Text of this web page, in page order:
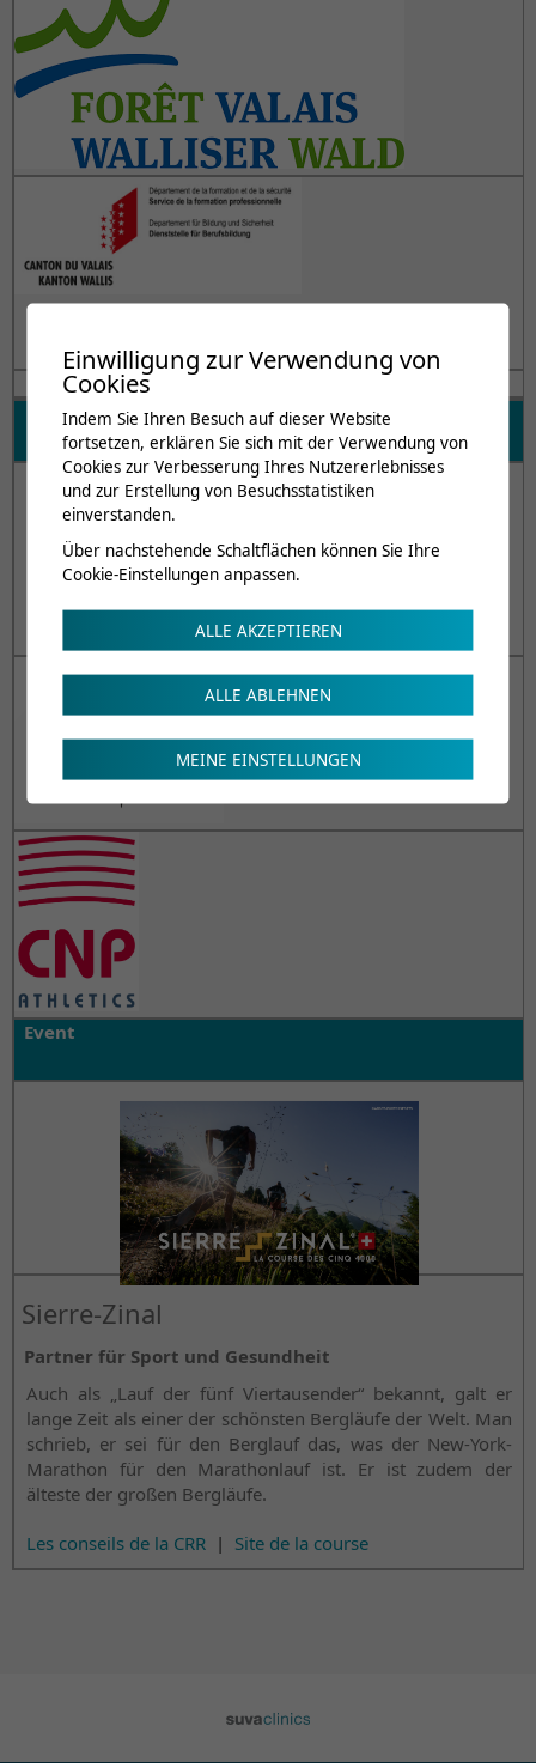
Sportvereine und -verbände
Event
Sierre-Zinal
Partner für Sport und Gesundheit
Auch als „Lauf der fünf Viertausender“ bekannt, galt er
lange Zeit als einer der schönsten Bergläufe der Welt. Man
schrieb, er sei für den Berglauf das, was der New-York-
Marathon für den Marathonlauf ist. Er ist zudem der
älteste der großen Bergläufe.
Les conseils de la CRR | Site de la course
Einwilligung zur Verwendung von
Cookies
Indem Sie Ihren Besuch auf dieser Website
fortsetzen, erklären Sie sich mit der Verwendung von
Cookies zur Verbesserung Ihres Nutzererlebnisses
und zur Erstellung von Besuchsstatistiken
einverstanden.
Über nachstehende Schaltflächen können Sie Ihre
Cookie-Einstellungen anpassen.
ALLE AKZEPTIEREN
ALLE ABLEHNEN
MEINE EINSTELLUNGEN